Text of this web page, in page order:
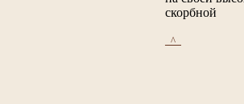
скорбной
_^_